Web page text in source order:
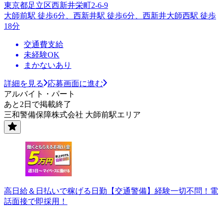
東京都足立区西新井栄町2-6-9
大師前駅 徒歩6分、西新井駅 徒歩6分、西新井大師西駅 徒歩
18分
交通費支給
未経験OK
まかないあり
詳細を見る
応募画面に進む
アルバイト・パート
あと2日で掲載終了
三和警備保障株式会社 大師前駅エリア
高日給＆日払いで稼げる日勤【交通警備】経験一切不問！電
話面接で即採用！